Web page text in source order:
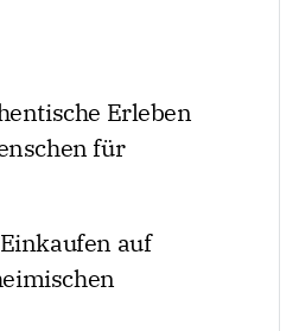
Erleben
für
auf